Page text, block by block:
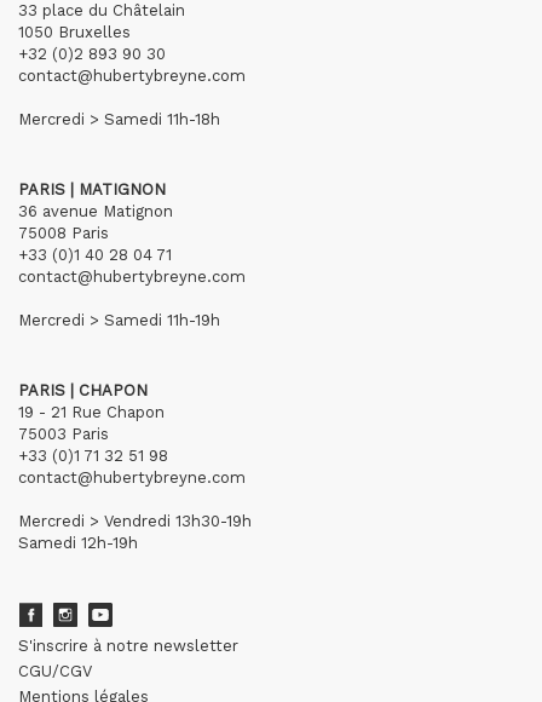
33 place du Châtelain
1050 Bruxelles
+32 (0)2 893 90 30
contact@hubertybreyne.com
Mercredi > Samedi 11h-18h
PARIS | MATIGNON
36 avenue Matignon
75008 Paris
+33 (0)1 40 28 04 71
contact@hubertybreyne.com
Mercredi > Samedi 11h-19h
PARIS | CHAPON
19 - 21 Rue Chapon
75003 Paris
+33 (0)1 71 32 51 98
contact@hubertybreyne.com
Mercredi > Vendredi 13h30-19h
Samedi 12h-19h
S'inscrire à notre newsletter
CGU/CGV
Mentions légales